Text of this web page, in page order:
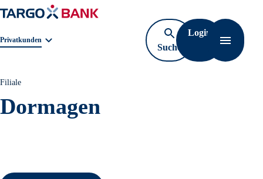
Geschäftsbereichnavigation. Aktuelle Auswahl:
Privatkunden
Suche
öffnen
Login
Filiale
Dormagen